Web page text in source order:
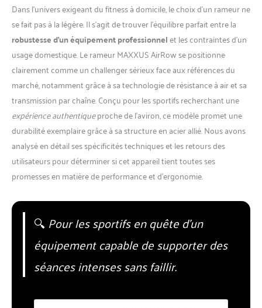
Dans l’univers exigeant du fitness à domicile, le choix d’un rameur ne
se fait pas à la légère. Il s’agit de trouver l’équilibre parfait entre la
robustesse d’un équipement professionnelet les contraintes d’un
usage domestique. Le rameur MAXXUS AirRow se positionne
clairement comme un challenger sérieux face aux références du
marché, notamment grâce à sa technologie de résistance à air et sa
transmission par chaîne. Conçu pour les sportifs recherchant une
expérience authentiqueproche de l’aviron, ce modèle promet une
durabilité exemplaire grâce à sa structure en acier allié. Nous avons
analysé en détail ses spécificités techniques et les retours des
utilisateurs pour déterminer si cet appareil tient toutes ses
promesses en matière de performance et d’ergonomie.
🔍 Pour les sportifs en quête d’un
équipement capable de supporter des
séances intenses sans faillir.